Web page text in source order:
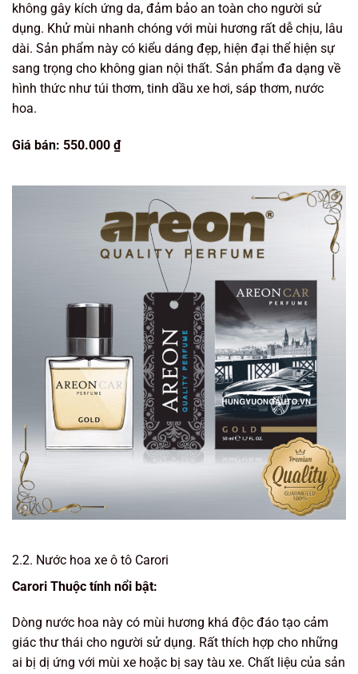
không gây kích ứng da, đảm bảo an toàn cho người sử
dụng. Khử mùi nhanh chóng với mùi hương rất dễ chịu, lâu
dài. Sản phẩm này có kiểu dáng đẹp, hiện đại thể hiện sự
sang trọng cho không gian nội thất. Sản phẩm đa dạng về
hình thức như túi thơm, tinh dầu xe hơi, sáp thơm, nước
hoa.
Giá bán: 550.000 ₫
2.2. Nước hoa xe ô tô Carori
Carori Thuộc tính nổi bật:
Dòng nước hoa này có mùi hương khá độc đáo tạo cảm
giác thư thái cho người sử dụng. Rất thích hợp cho những
ai bị dị ứng với mùi xe hoặc bị say tàu xe. Chất liệu của sản